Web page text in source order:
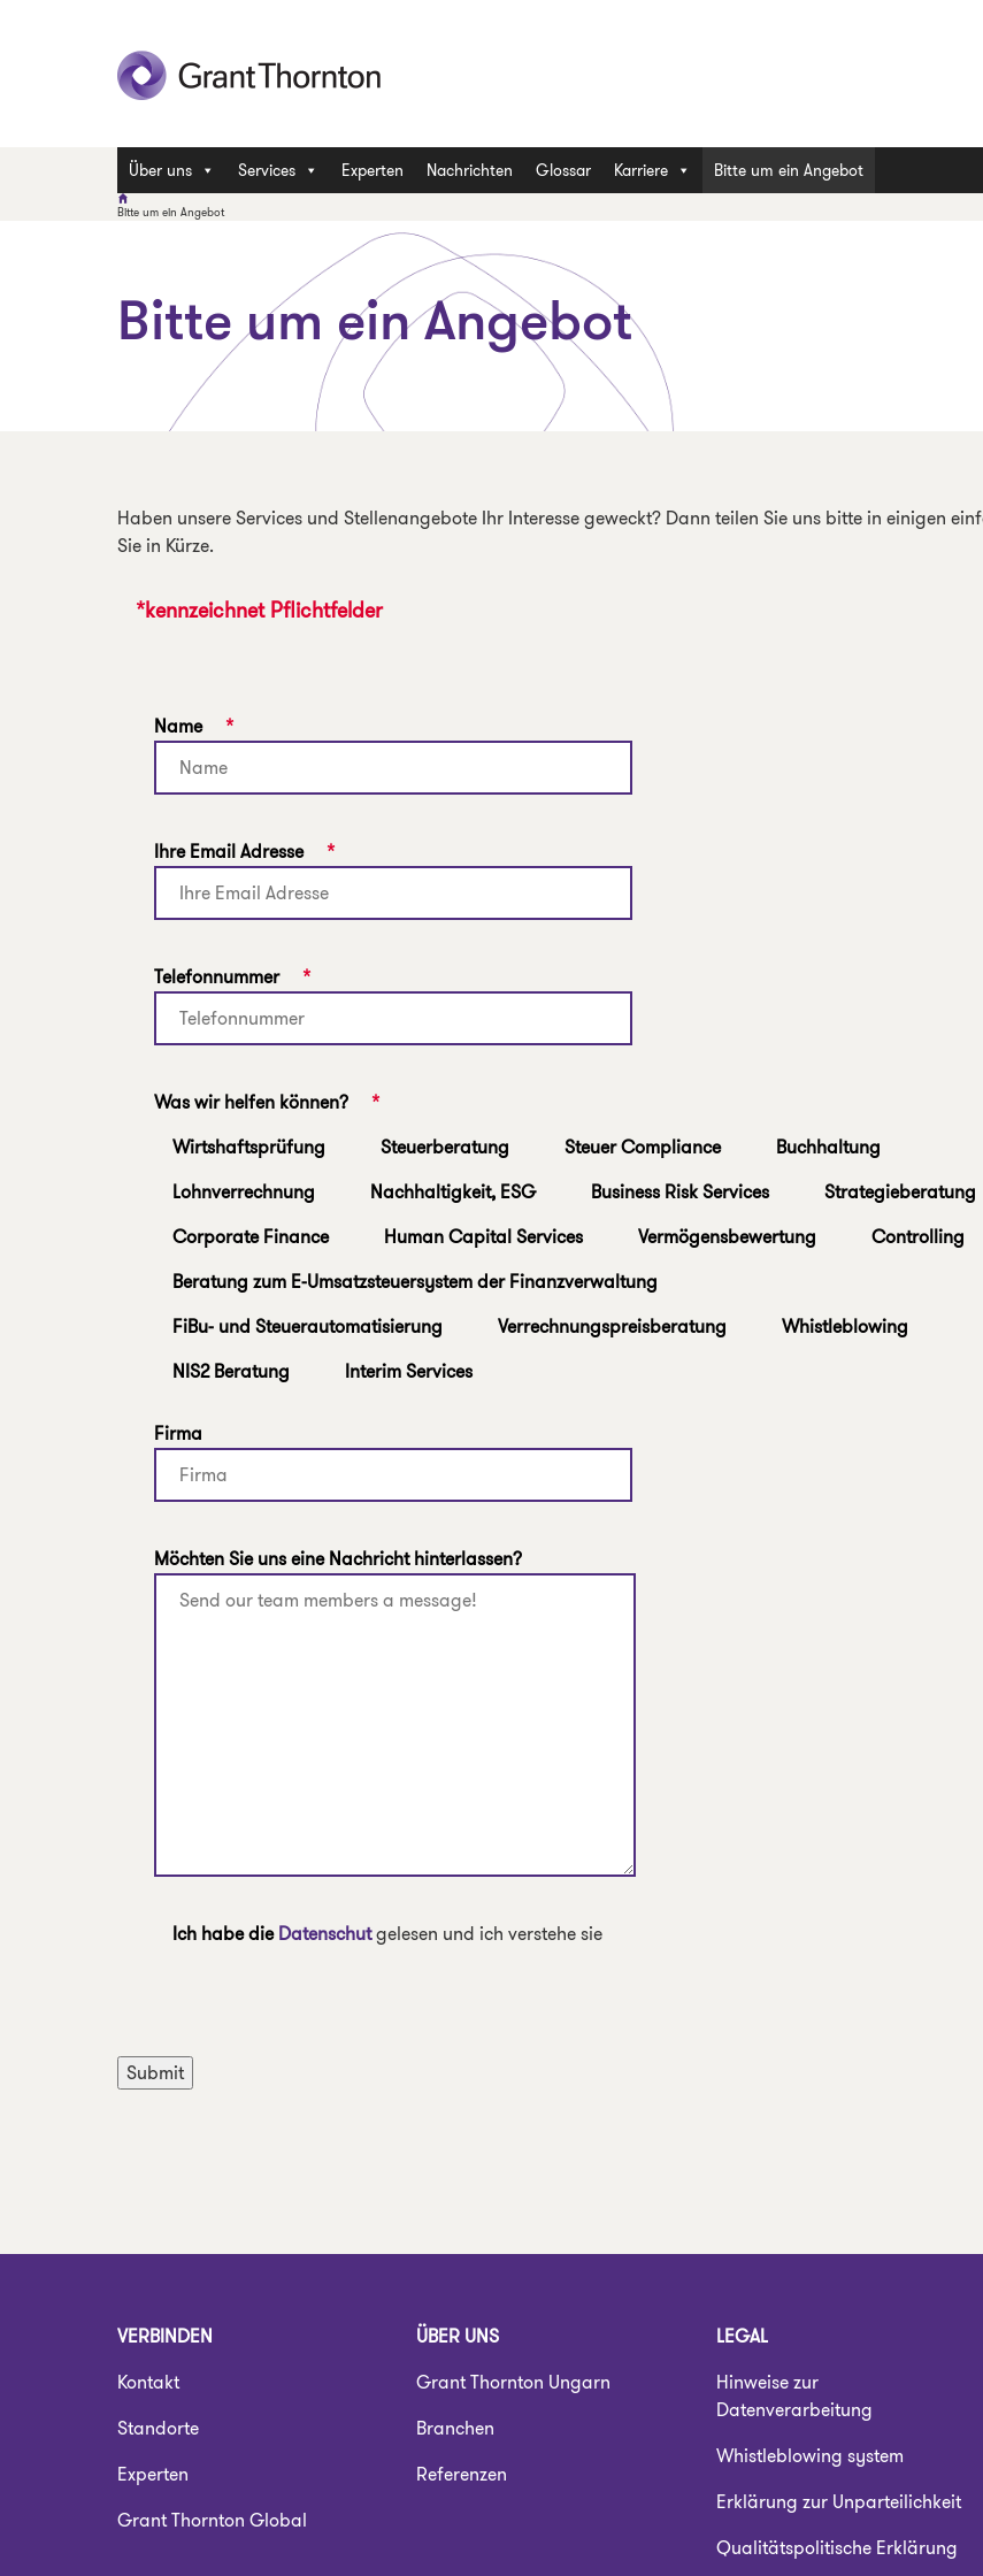
Über uns Services Experten Nachrichten Glossar Karriere Bitte um ein Angebot
Bitte um ein Angebot
Bitte um ein Angebot
Haben unsere Services und Stellenangebote Ihr Interesse geweckt? Dann teilen Sie uns bitte in einigen
Sie in Kürze.
*kennzeichnet Pflichtfelder
Name *
Ihre Email Adresse *
Telefonnummer *
Was wir helfen können?
*
Wirtshaftsprüfung
Steuerberatung Steuer Compliance
Buchhaltung
Lohnverrechnung
Nachhaltigkeit, ESG Business Risk Services
Strategieberatung
Corporate Finance
Human Capital Services Vermögensbewertung
Controlling
Beratung zum E-Umsatzsteuersystem der Finanzverwaltung
FiBu- und Steuerautomatisierung
Verrechnungspreisberatung
Whistleblowing
NIS2 Beratung
Interim Services
Firma
Möchten Sie uns eine Nachricht hinterlassen?
Ich habe dieDatenschutgelesen und ich verstehe sie
VERBINDEN
Kontakt
Standorte
Experten
Grant Thornton Global
ÜBER UNS
Grant Thornton Ungarn
Branchen
Referenzen
LEGAL
Hinweise zur
Datenverarbeitung
Whistleblowing system
Erklärung zur Unparteilichkeit
Qualitätspolitische Erklärung